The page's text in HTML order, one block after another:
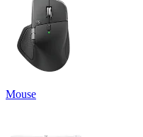
Mouse